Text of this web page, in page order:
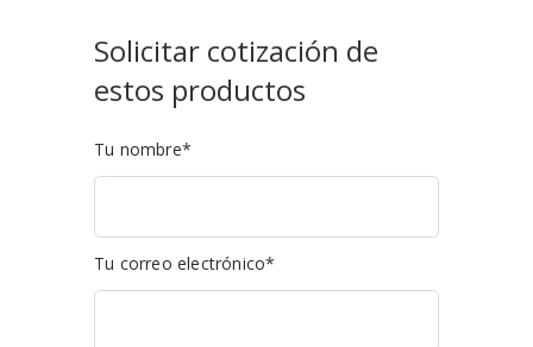
Solicitar cotización de
estos productos
Tu nombre*
Tu correo electrónico*